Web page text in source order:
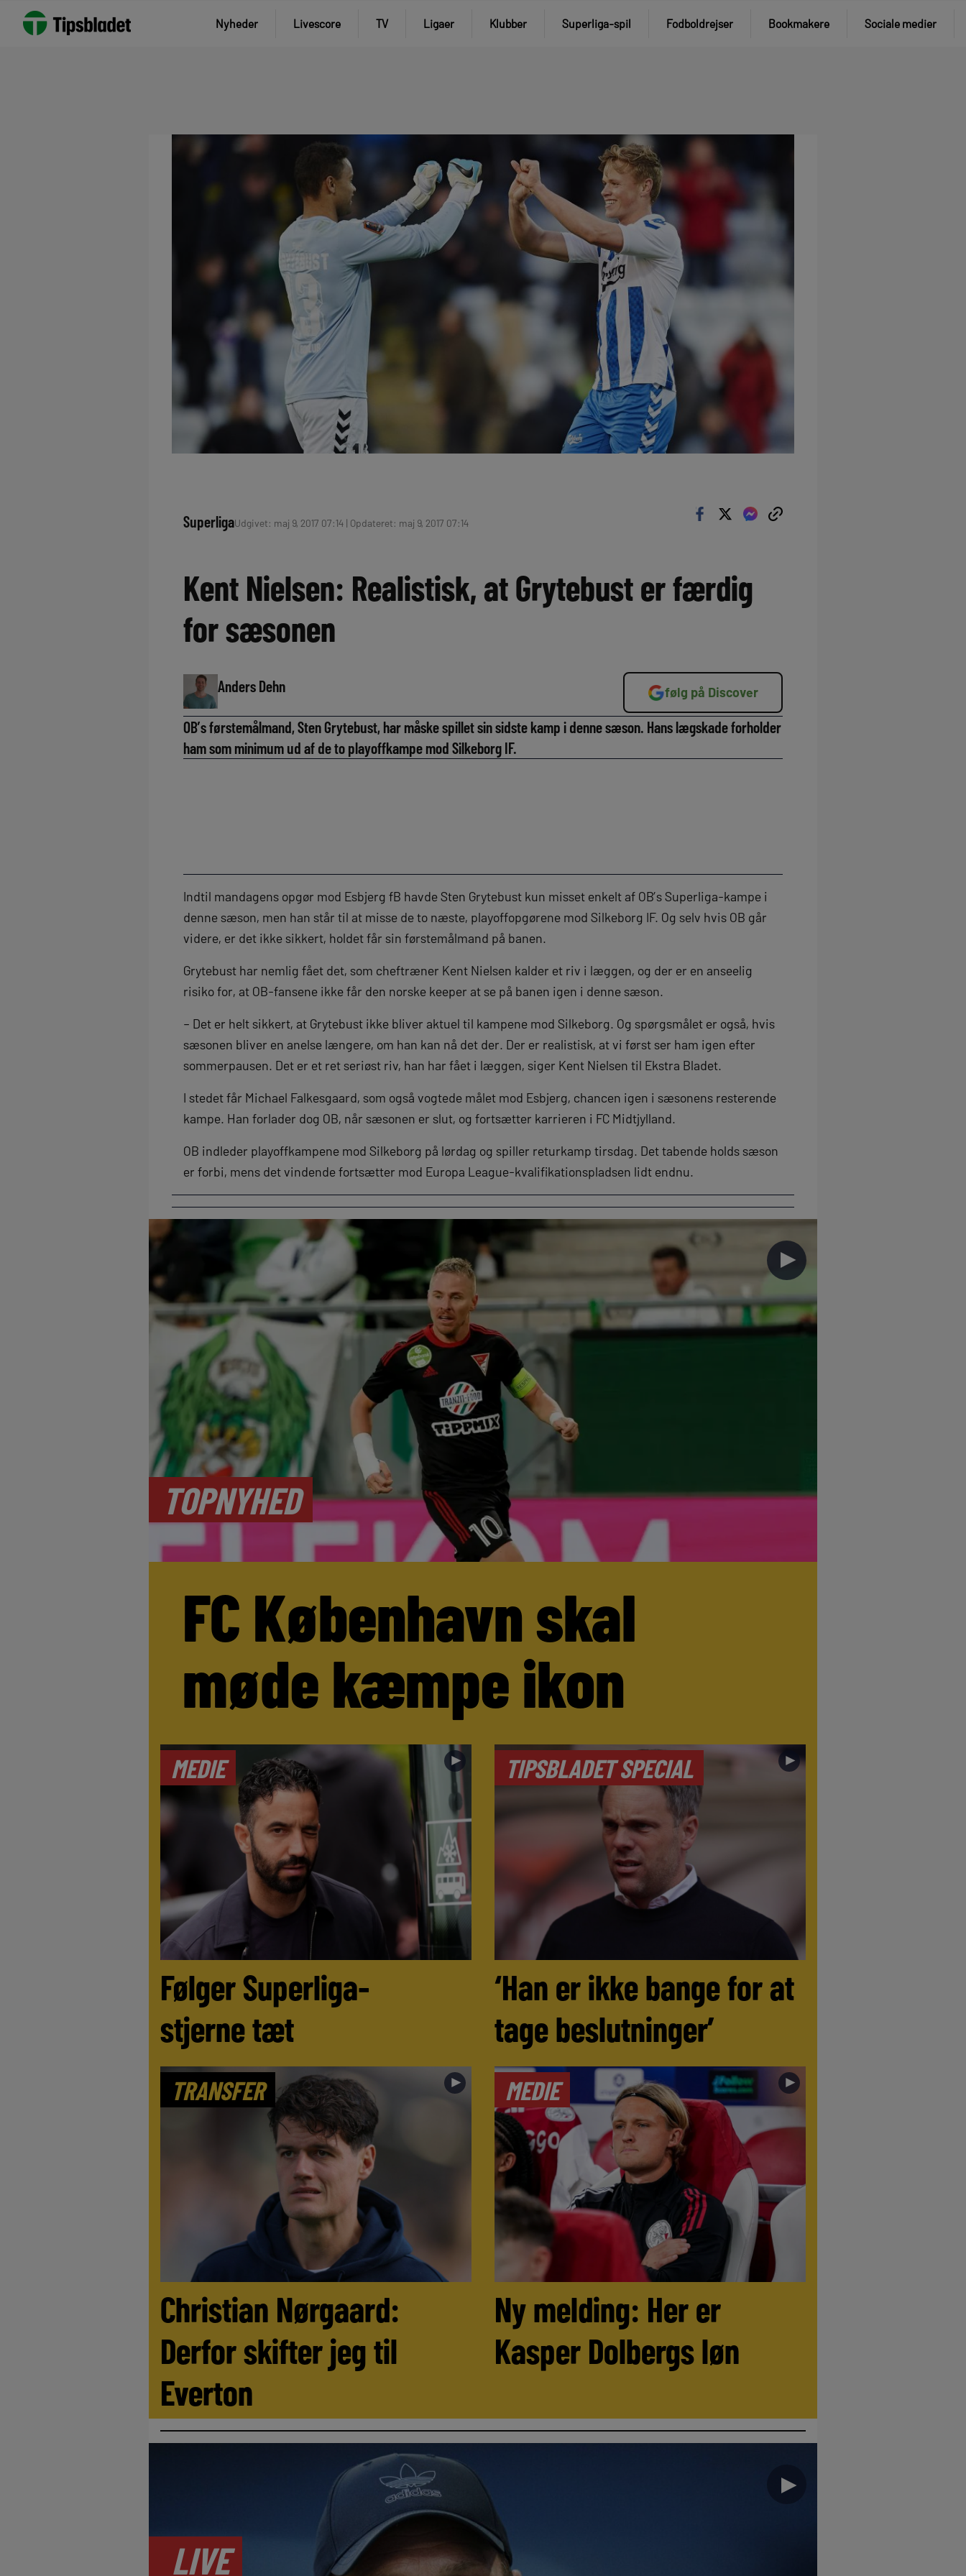
Nyheder Livescore TV Ligaer Klubber Superliga-spil Fodboldrejser Bookmakere Sociale medier
SuperligaUdgivet: maj 9, 2017 07:14 | Opdateret: maj 9, 2017 07:14
Kent Nielsen: Realistisk, at Grytebust er færdig
for sæsonen
Anders Dehn følg på Discover
OB’s førstemålmand, Sten Grytebust, har måske spillet sin sidste kamp i denne sæson. Hans lægskade forholder
ham som minimum ud af de to playoffkampe mod Silkeborg IF.
Indtil mandagens opgør mod Esbjerg fB havde Sten Grytebust kun misset enkelt af OB’s Superliga-kampe i
denne sæson, men han står til at misse de to næste, playoffopgørene mod Silkeborg IF. Og selv hvis OB går
videre, er det ikke sikkert, holdet får sin førstemålmand på banen.
Grytebust har nemlig fået det, som cheftræner Kent Nielsen kalder et riv i læggen, og der er en anseelig
risiko for, at OB-fansene ikke får den norske keeper at se på banen igen i denne sæson.
– Det er helt sikkert, at Grytebust ikke bliver aktuel til kampene mod Silkeborg. Og spørgsmålet er også, hvis
sæsonen bliver en anelse længere, om han kan nå det der. Der er realistisk, at vi først ser ham igen efter
sommerpausen. Det er et ret seriøst riv, han har fået i læggen, siger Kent Nielsen til Ekstra Bladet.
I stedet får Michael Falkesgaard, som også vogtede målet mod Esbjerg, chancen igen i sæsonens resterende
kampe. Han forlader dog OB, når sæsonen er slut, og fortsætter karrieren i FC Midtjylland.
OB indleder playoffkampene mod Silkeborg på lørdag og spiller returkamp tirsdag. Det tabende holds sæson
er forbi, mens det vindende fortsætter mod Europa League-kvalifikationspladsen lidt endnu.
TOPNYHED
►
FC København skal
møde kæmpe ikon
MEDIE ►
Følger Superliga-
stjerne tæt
TIPSBLADET SPECIAL ►
‘Han er ikke bange for at
tage beslutninger’
TRANSFER ►
Christian Nørgaard:
Derfor skifter jeg til
Everton
MEDIE ►
Ny melding: Her er
Kasper Dolbergs løn
►
LIVE